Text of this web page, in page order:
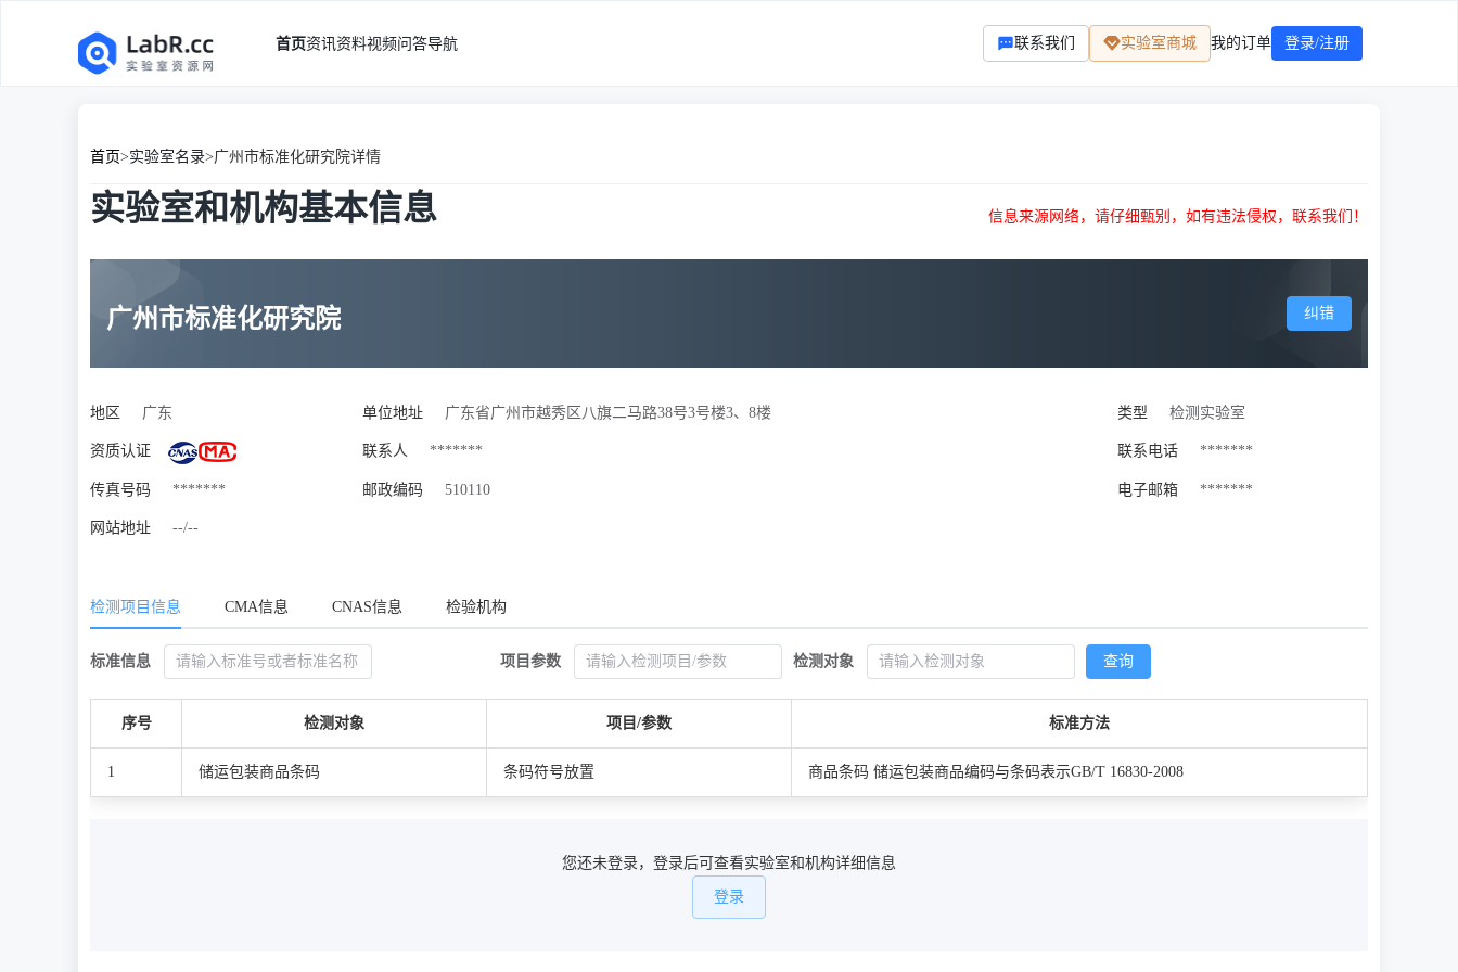
首页资讯资料视频问答导航 联系我们 实验室商城 我的订单 登录/注册
首页>实验室名录>广州市标准化研究院详情
实验室和机构基本信息 信息来源网络，请仔细甄别，如有违法侵权，联系我们！
广州市标准化研究院 纠错
地区 广东 单位地址 广东省广州市越秀区八旗二马路38号3号楼3、8楼 类型 检测实验室
资质认证 联系人 ******* 联系电话 *******
传真号码 ******* 邮政编码 510110 电子邮箱 *******
网站地址 --/--
检测项目信息 CMA信息 CNAS信息 检验机构
标准信息 项目参数 检测对象 查询
序号 检测对象 项目/参数 标准方法
1 储运包装商品条码 条码符号放置 商品条码 储运包装商品编码与条码表示GB/T 16830-2008
您还未登录，登录后可查看实验室和机构详细信息
登录